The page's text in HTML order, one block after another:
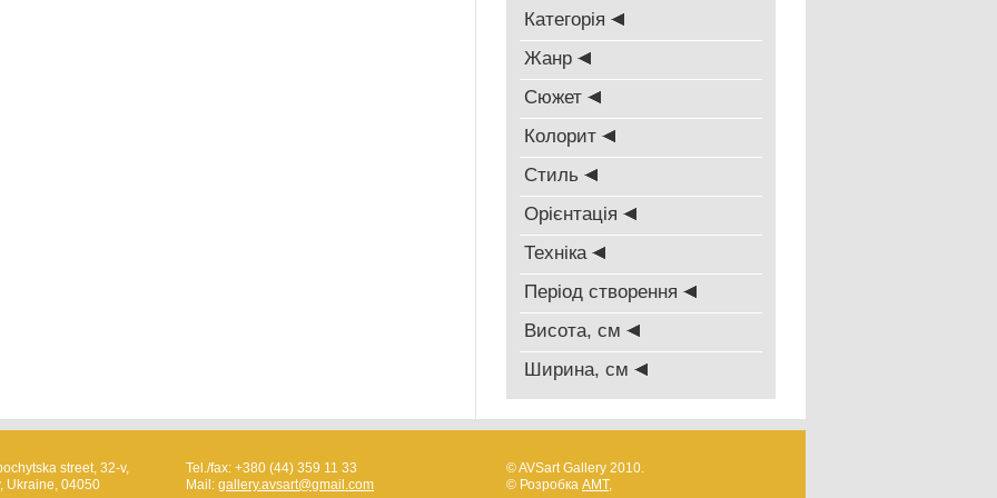
Категорія
Жанр
Сюжет
Колорит
Стиль
Oрієнтація
Техніка
Період створення
Висота, см
Ширина, см
street, 32-v,
Ukraine, 04050
Tel./fax: +380 (44) 359 11 33
Mail: gallery.avsart@gmail.com
© AVSart Gallery 2010.
© Розробка AMT,